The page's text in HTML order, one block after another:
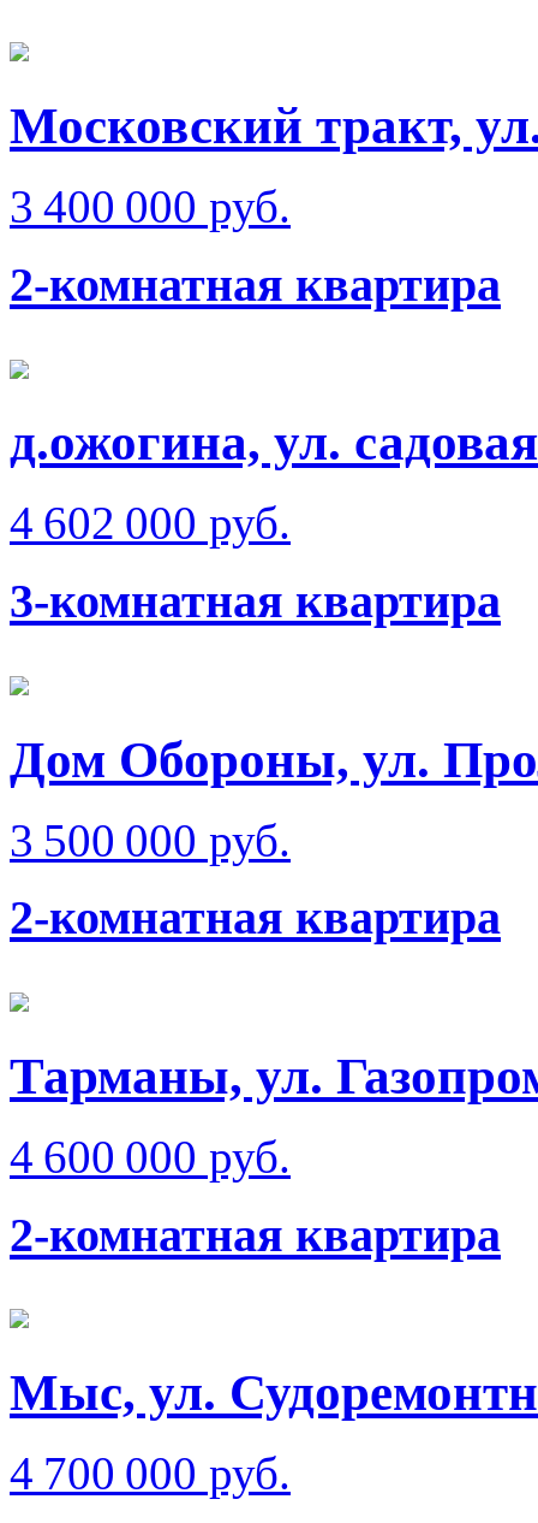
Московский тракт,
3 400 000 руб.
2-комнатная квартира
д.ожогина, ул. садовая
4 602 000 руб.
3-комнатная квартира
Дом Обороны, ул.
3 500 000 руб.
2-комнатная квартира
Тарманы, ул.
4 600 000 руб.
2-комнатная квартира
Мыс, ул.
4 700 000 руб.